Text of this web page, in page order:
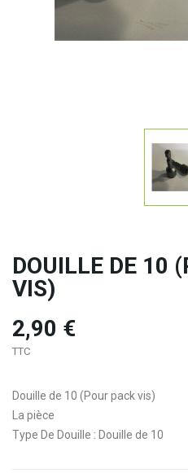
DOUILLE DE 10
VIS)
2,90 €
TTC
Douille de 10 (Pour pack vis)
La pièce
Type De Douille : Douille de 10